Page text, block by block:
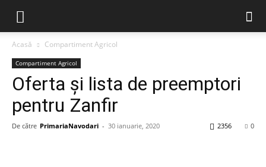
Acasă Compartiment Agricol
Compartiment Agricol
Oferta și lista de preemptori
pentru Zanfir
De către PrimariaNavodari - 30 ianuarie, 2020 0
2356